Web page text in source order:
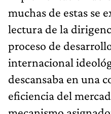
muchas de estas se
lectura de la
proceso de
internacional
descansaba en una
eficiencia del